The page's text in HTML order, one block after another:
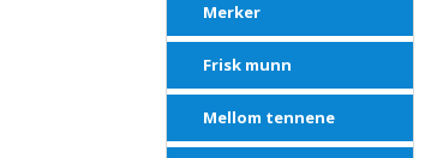
Merker
Frisk munn
Mellom tennene